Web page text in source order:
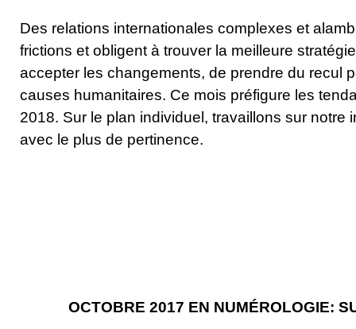
Des relations internationales complexes et
frictions et obligent à trouver la meilleure
accepter les changements, de prendre du recul
causes humanitaires. Ce mois préfigure les
2018. Sur le plan individuel, travaillons sur notre
avec le plus de pertinence.
OCTOBRE 2017 EN NUMÉROLOGIE: